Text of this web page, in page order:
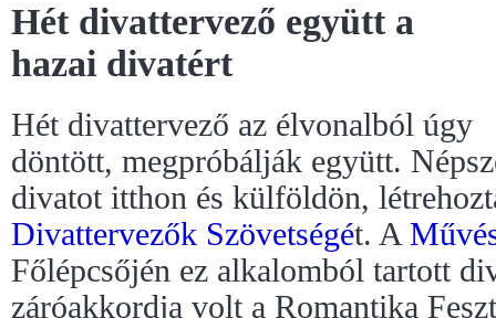
Hét divattervező együtt a
hazai divatért
Hét divattervező az élvonalból úgy
döntött, megpróbálják együtt.
divatot itthon és külföldön,
Divattervezők Szövetségét. A
Főlépcsőjén ez alkalomból tartott
záróakkordja volt a Romantika